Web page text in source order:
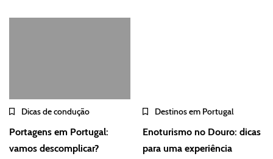
Dicas de condução
Portagens em Portugal:
vamos descomplicar?
Destinos em Portugal
Enoturismo no Douro: dicas
para uma experiência